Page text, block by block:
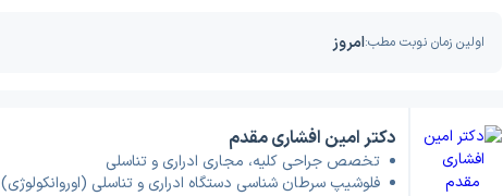
اولین زمان نوبت مطب:امروز
دکتر امین افشاری مقدم
تخصص جراحی کلیه، مجاری ادراری و تناسلی
فلوشیپ سرطان شناسی دستگاه ادراری و تناسلی (اوروانکولوژی)